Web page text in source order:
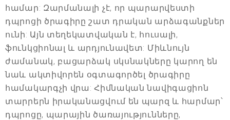
համար: Զարմանալի չէ, որ պարարվեստի
դպրոցի ծրագիրը շատ դրական արձագանքներ
ունի: Այն տեղեկատվական է, հուսալի,
ֆունկցիոնալ և արդյունավետ: Միևնույն
ժամանակ, բացարձակ սկսնակները կարող են
նաև ակտիվորեն օգտագործել ծրագիրը
համակարգչի վրա: Հիմնական նավիգացիոն
տարրերն իրականացվում են պարզ և հարմար՝
դպրոցը, պարային ծառայությունները,